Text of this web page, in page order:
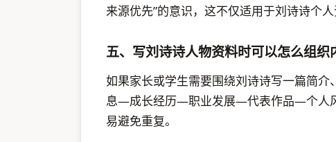
来源优先”的意识，这不仅适用于刘诗诗个
五、写刘诗诗人物资料时可以怎么组织
如果家长或学生需要围绕刘诗诗写一篇简
息—成长经历—职业发展—代表作品—个人
易避免重复。